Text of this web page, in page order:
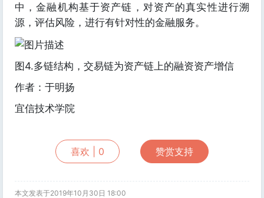
中，金融机构基于资产链，对资产的真实性进行溯
源，评估风险，进行有针对性的金融服务。
图4.多链结构，交易链为资产链上的融资资产增信
作者：于明扬
宜信技术学院
喜欢 | 0 赞赏支持
本文发表于2019年10月30日 18:00